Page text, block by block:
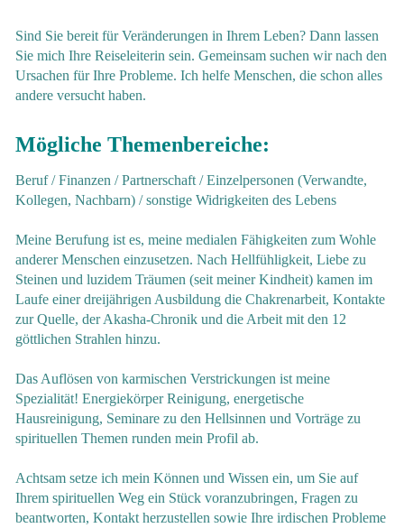
Sind Sie bereit für Veränderungen in Ihrem Leben? Dann lassen
Sie mich Ihre Reiseleiterin sein. Gemeinsam suchen wir nach den
Ursachen für Ihre Probleme. Ich helfe Menschen, die schon alles
andere versucht haben.
Mögliche Themenbereiche:
Beruf / Finanzen / Partnerschaft / Einzelpersonen (Verwandte,
Kollegen, Nachbarn) / sonstige Widrigkeiten des Lebens
Meine Berufung ist es, meine medialen Fähigkeiten zum Wohle
anderer Menschen einzusetzen. Nach Hellfühligkeit, Liebe zu
Steinen und luzidem Träumen (seit meiner Kindheit) kamen im
Laufe einer dreijährigen Ausbildung die Chakrenarbeit, Kontakte
zur Quelle, der Akasha-Chronik und die Arbeit mit den 12
göttlichen Strahlen hinzu.
Das Auflösen von karmischen Verstrickungen ist meine
Spezialität! Energiekörper Reinigung, energetische
Hausreinigung, Seminare zu den Hellsinnen und Vorträge zu
spirituellen Themen runden mein Profil ab.
Achtsam setze ich mein Können und Wissen ein, um Sie auf
Ihrem spirituellen Weg ein Stück voranzubringen, Fragen zu
beantworten, Kontakt herzustellen sowie Ihre irdischen Probleme